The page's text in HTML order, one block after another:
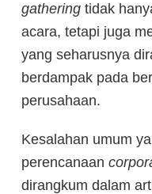
gathering tidak
acara, tetapi juga
yang seharusnya
berdampak pada
perusahaan.
Kesalahan umum
perencanaan
dirangkum dalam